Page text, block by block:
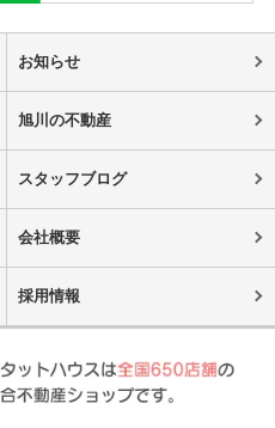
お知らせ
旭川の不動産
スタッフブログ
会社概要
採用情報